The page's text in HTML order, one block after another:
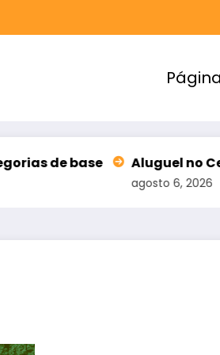
base Aluguel no Ceará
agosto 6, 2026